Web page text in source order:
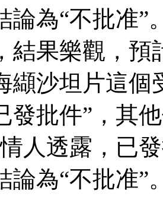
論為“不批准”
結果樂觀，預
纈沙坦片這個
發批件”，其
人透露，已
論為“不批准”